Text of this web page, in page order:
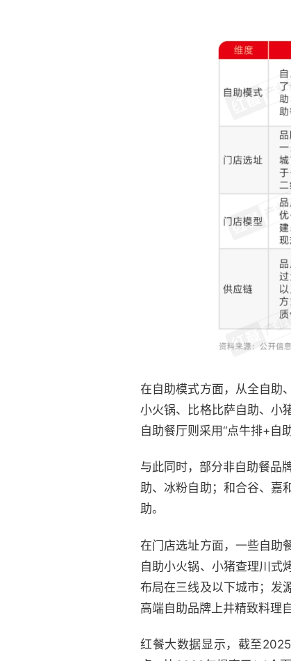
在自助模式方面，从全自助
小火锅、比格比萨自助、小
自助餐厅则采用“点牛排+自
与此同时，部分非自助餐品
助、冰粉自助；和合谷、嘉
助。
在门店选址方面，一些自助
自助小火锅、小猪查理川式
布局在三线及以下城市；发
高端自助品牌上井精致料理
红餐大数据显示，截至